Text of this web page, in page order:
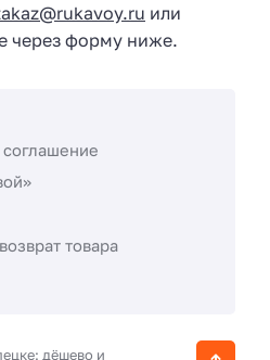
или
через форму ниже.
товара
дёшево и